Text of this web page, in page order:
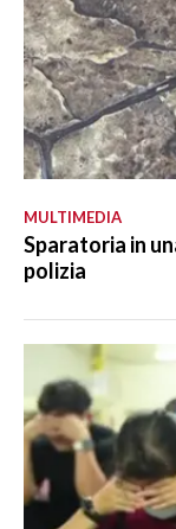
MULTIMEDIA
Sparatoria in
polizia